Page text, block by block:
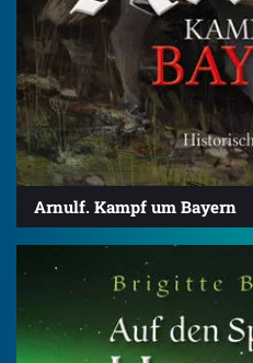
Arnulf. Kampf um Bayern